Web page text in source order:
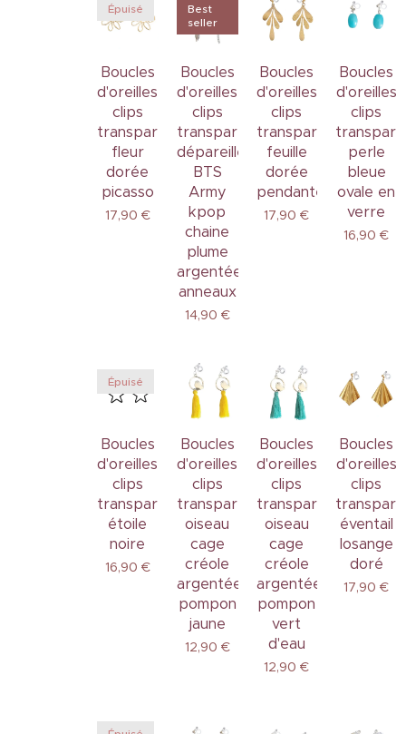
Boucles
d'oreilles
clips
transparents
fleur
dorée
picasso
Épuisé
17,90 €
Boucles
d'oreilles
clips
transparents
dépareillées
BTS
Army
kpop
chaine
plume
argentée
anneaux
Best
seller
14,90 €
Boucles
d'oreilles
clips
transparents
feuille
dorée
pendante
17,90 €
Boucles
d'oreilles
clips
perle
bleue
ovale en
verre
16,90 €
Boucles
d'oreilles
clips
transparents
étoile
noire
Épuisé
16,90 €
Boucles
d'oreilles
clips
transparents
oiseau
cage
créole
argentée
pompon
jaune
12,90 €
Boucles
d'oreilles
clips
transparents
oiseau
cage
créole
argentée
pompon
vert
d'eau
12,90 €
Boucles
d'oreilles
clips
éventail
losange
doré
17,90 €